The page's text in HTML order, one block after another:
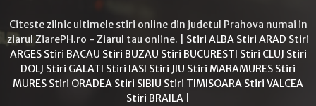
Citeste zilnic ultimele stiri online din judetul Prahova numai in
ziarul ZiarePH.ro - Ziarul tau online. | Stiri ALBA Stiri ARAD Stiri
ARGES Stiri BACAU Stiri BUZAU Stiri BUCURESTI Stiri CLUJ Stiri
DOLJ Stiri GALATI Stiri IASI Stiri JIU Stiri MARAMURES Stiri
MURES Stiri ORADEA Stiri SIBIU Stiri TIMISOARA Stiri VALCEA
Stiri BRAILA